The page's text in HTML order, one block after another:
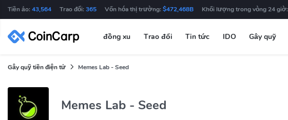
Tiền ảo: 43,564 Trao đổi: 365 Vốn hóa thị trường: $472,468B Khối lượng trong vòng 24 giờ:
đồng xu Trao đổi Tin tức IDO Gây quỹ
Gây quỹ tiền điện tử Memes Lab - Seed
Memes Lab - Seed